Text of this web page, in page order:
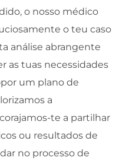
o nosso médico
o teu caso
análise abrangente
as tuas necessidades
um plano de
a
te a partilhar
ou resultados de
no processo de